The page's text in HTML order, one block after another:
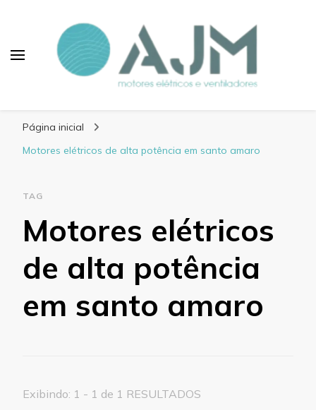
Elétricos e Ventiladores
Página inicial
Motores elétricos de alta potência em santo amaro
TAG
Motores elétricos
de alta potência
em santo amaro
Exibindo: 1 - 1 de 1 RESULTADOS